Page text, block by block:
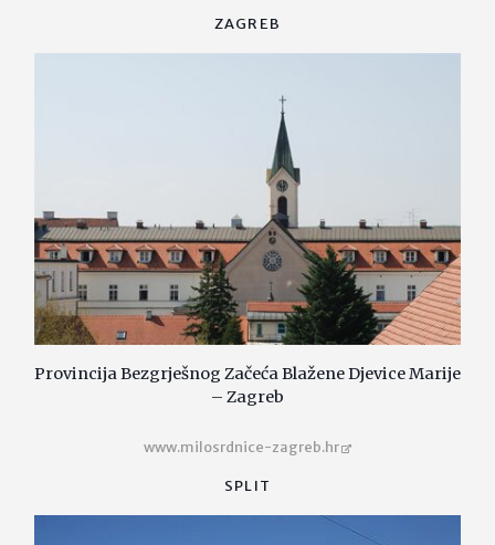
ZAGREB
Provincija Bezgrješnog Začeća Blažene Djevice Marije
– Zagreb
www.milosrdnice-zagreb.hr
SPLIT